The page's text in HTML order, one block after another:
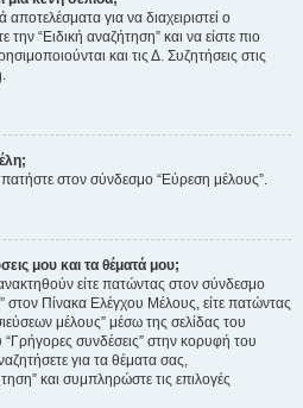
για να διαχειριστεί ο
“Ειδική αναζήτηση” και να είστε πιο
και τις Δ. Συζητήσεις στις
πατήστε στον σύνδεσμο “Εύρεση μέλους”.
μου και τα θέματά μου;
είτε πατώντας στον σύνδεσμο
Πίνακα Ελέγχου Μέλους, είτε πατώντας
μέλους” μέσω της σελίδας του
συνδέσεις” στην κορυφή του
για τα θέματα σας,
και συμπληρώστε τις επιλογές